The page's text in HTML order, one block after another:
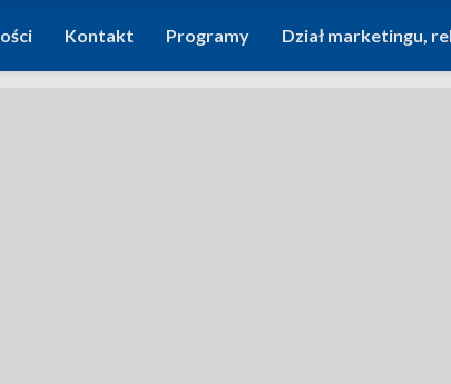
Kontakt Programy Dział marketingu,